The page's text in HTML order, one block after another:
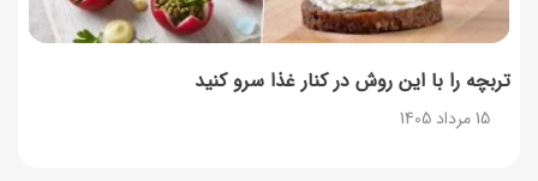
تربچه را با این روش در کنار غذا سرو کنید
15 مرداد 1405